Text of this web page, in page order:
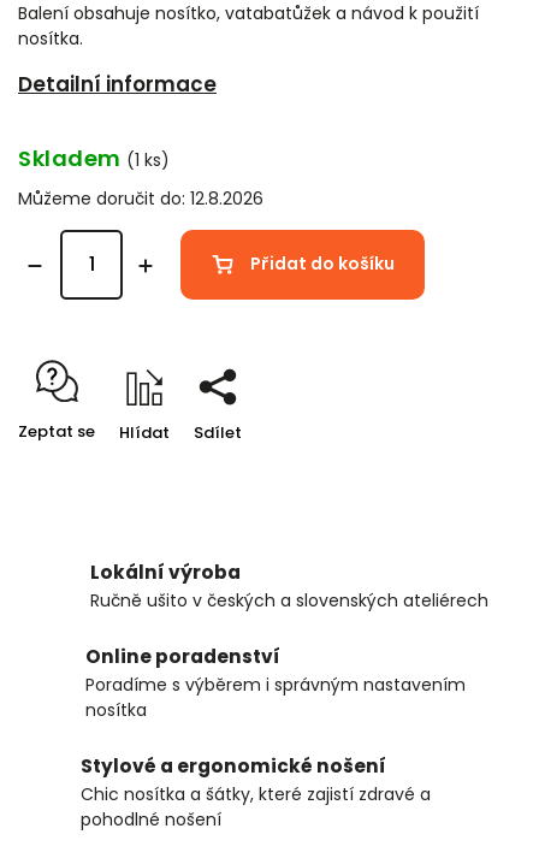
Balení obsahuje nosítko, vatabatůžek a návod k použití
nosítka.
Detailní informace
Skladem (1 ks)
Můžeme doručit do: 12.8.2026
Přidat do košíku
Zeptat se Hlídat Sdílet
Lokální výroba
Ručně ušito v českých a slovenských ateliérech
Online poradenství
Poradíme s výběrem i správným nastavením
nosítka
Stylové a ergonomické nošení
Chic nosítka a šátky, které zajistí zdravé a
pohodlné nošení